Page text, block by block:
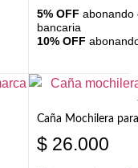
5% OFF abonando
bancaria
10% OFF
Caña Mochilera
$ 26.000